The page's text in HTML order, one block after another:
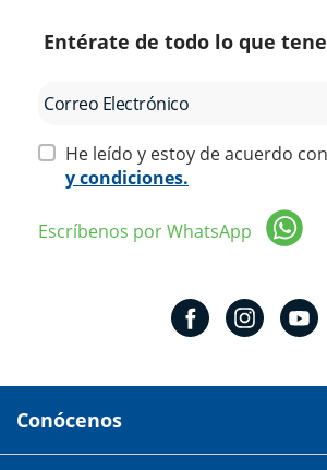
Entérate de todo lo que
He leído y estoy de acuerdo
y condiciones.
Escríbenos por WhatsApp
Conócenos